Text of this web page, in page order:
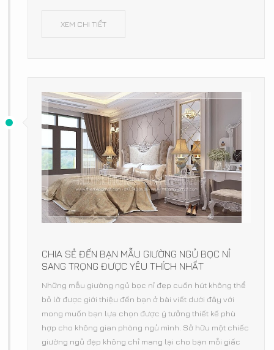
XEM CHI TIẾT
CHIA SẺ ĐẾN BẠN MẪU GIƯỜNG NGỦ BỌC NỈ
SANG TRỌNG ĐƯỢC YÊU THÍCH NHẤT
Những mẫu giường ngủ bọc nỉ đẹp cuốn hút không thể
bỏ lỡ được giới thiệu đến bạn ở bài viết dưới đây với
mong muốn bạn lựa chọn được ý tưởng thiết kế phù
hợp cho không gian phòng ngủ mình. Sở hữu một chiếc
giường ngủ đẹp không chỉ mang lại cho bạn mỗi giấc